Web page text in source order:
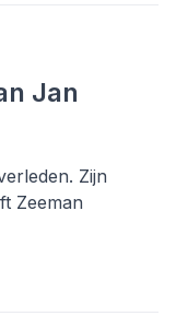
Jan
Zijn
Zeeman